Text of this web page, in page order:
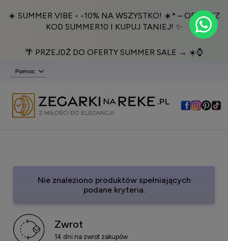
☀️ SUMMER VIBE • -10% NA WSZYSTKO! ☀️* – ODBIERZ
KOD SUMMER10 I KUPUJ TANIEJ! ✨
🌴 PRZEJDŹ DO OFERTY SUMMER SALE → ☀️⌚️
Pomoc
Nie znaleziono produktów spełniających
podane kryteria.
Zwrot
14 dni na zwrot zakupów